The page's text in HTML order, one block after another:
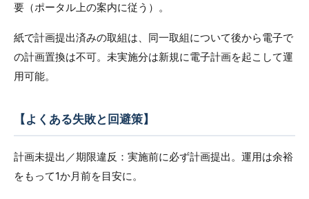
要（ポータル上の案内に従う）。
紙で計画提出済みの取組は、同一取組について後から電子で
の計画置換は不可。未実施分は新規に電子計画を起こして運
用可能。
【よくある失敗と回避策】
計画未提出／期限違反：実施前に必ず計画提出。運用は余裕
をもって1か月前を目安に。